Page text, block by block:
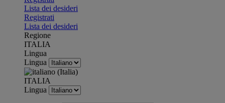
Lista dei desideri
Registrati
Lista dei desideri
Regione
ITALIA
Lingua
Lingua
ITALIA
Lingua